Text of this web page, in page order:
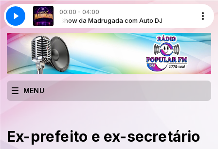
00:00 - 04:00
DJ Show da Madrugada com Auto DJ
MENU
Ex-prefeito e ex-secretário